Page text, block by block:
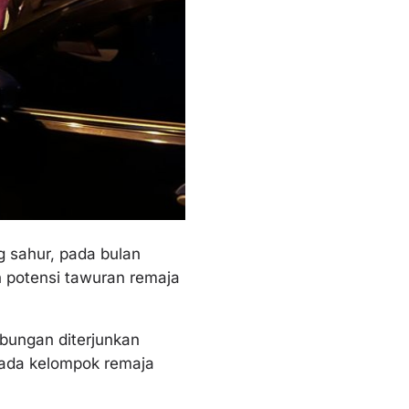
sahur, pada bulan
potensi tawuran remaja
diterjunkan
kelompok remaja